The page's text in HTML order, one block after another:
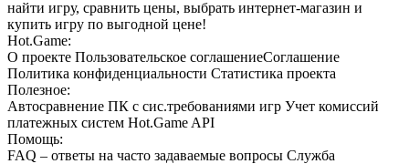
найти игру, сравнить цены, выбрать интернет-магазин и
купить игру по выгодной цене!
Hot.Game:
О проекте Пользовательское соглашениеСоглашение
Политика конфиденциальности Статистика проекта
Полезное:
Автосравнение ПК с сис.требованиями игр Учет комиссий
платежных систем Hot.Game API
Помощь:
FAQ – ответы на часто задаваемые вопросы Служба